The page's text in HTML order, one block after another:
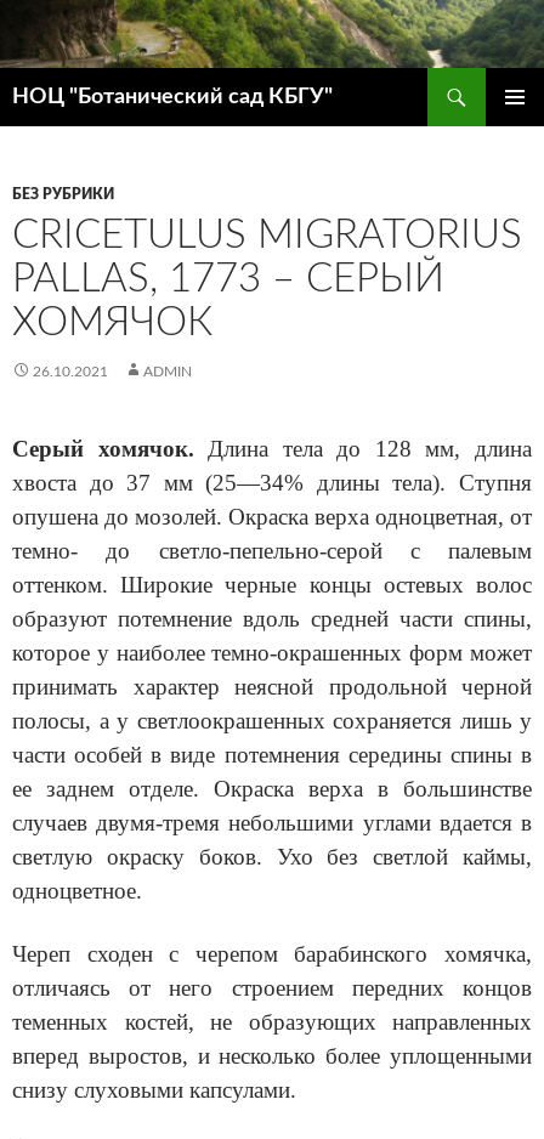
НОЦ "Ботанический сад КБГУ"
БЕЗ РУБРИКИ
CRICETULUS MIGRATORIUS
PALLAS, 1773 – СЕРЫЙ
ХОМЯЧОК
26.10.2021 ADMIN
Серый хомячок. Длина тела до 128 мм, длина
хвоста до 37 мм (25—34% длины тела). Ступня
опушена до мозолей. Окраска верха одноцветная, от
темно- до светло-пепельно-серой с палевым
оттенком. Широкие черные концы остевых волос
образуют потемнение вдоль средней части спины,
которое у наиболее темно-окрашенных форм может
принимать характер неясной продольной черной
полосы, а у светлоокрашенных сохраняется лишь у
части особей в виде потемнения середины спины в
ее заднем отделе. Окраска верха в большинстве
случаев двумя-тремя небольшими углами вдается в
светлую окраску боков. Ухо без светлой каймы,
одноцветное.
Череп сходен с черепом барабинского хомячка,
отличаясь от него строением передних концов
теменных костей, не образующих направленных
вперед выростов, и несколько более уплощенными
снизу слуховыми капсулами.